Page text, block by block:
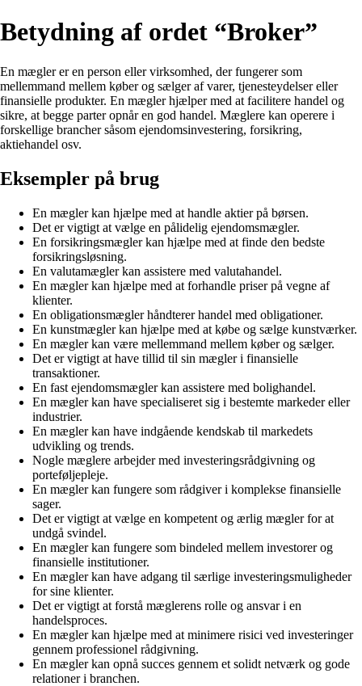
Betydning af ordet “Broker”
En mægler er en person eller virksomhed, der fungerer som
mellemmand mellem køber og sælger af varer, tjenesteydelser eller
finansielle produkter. En mægler hjælper med at facilitere handel og
sikre, at begge parter opnår en god handel. Mæglere kan operere i
forskellige brancher såsom ejendomsinvestering, forsikring,
aktiehandel osv.
Eksempler på brug
En mægler kan hjælpe med at handle aktier på børsen.
Det er vigtigt at vælge en pålidelig ejendomsmægler.
En forsikringsmægler kan hjælpe med at finde den bedste
forsikringsløsning.
En valutamægler kan assistere med valutahandel.
En mægler kan hjælpe med at forhandle priser på vegne af
klienter.
En obligationsmægler håndterer handel med obligationer.
En kunstmægler kan hjælpe med at købe og sælge kunstværker.
En mægler kan være mellemmand mellem køber og sælger.
Det er vigtigt at have tillid til sin mægler i finansielle
transaktioner.
En fast ejendomsmægler kan assistere med bolighandel.
En mægler kan have specialiseret sig i bestemte markeder eller
industrier.
En mægler kan have indgående kendskab til markedets
udvikling og trends.
Nogle mæglere arbejder med investeringsrådgivning og
porteføljepleje.
En mægler kan fungere som rådgiver i komplekse finansielle
sager.
Det er vigtigt at vælge en kompetent og ærlig mægler for at
undgå svindel.
En mægler kan fungere som bindeled mellem investorer og
finansielle institutioner.
En mægler kan have adgang til særlige investeringsmuligheder
for sine klienter.
Det er vigtigt at forstå mæglerens rolle og ansvar i en
handelsproces.
En mægler kan hjælpe med at minimere risici ved investeringer
gennem professionel rådgivning.
En mægler kan opnå succes gennem et solidt netværk og gode
relationer i branchen.